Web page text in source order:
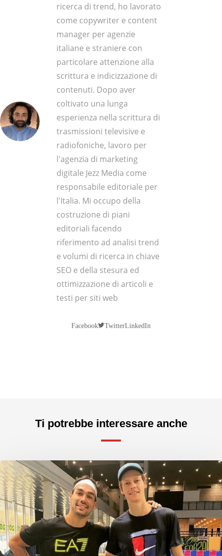
ricerca di trend, ho lavorato
come copywriter e content
manager per agenzie
italiane e straniere con
particolare attenzione alla
scrittura e indicizzazione di
contenuti. Dopo aver
coltivato una lunga
esperienza nella scrittura di
trasmissioni televisive e
radiofoniche, lavoro per
l'agenzia di marketing
digitale Jezz Media come
responsabile editoriale per
l'Italia. Mi occupo della
costruzione di piani
editoriali facendo
riferimento ad analisi trend
e volumi di ricerca in chiave
SEO e della stesura ed
ottimizzazione di articoli e
testi per siti web
Facebook TwitterLinkedIn
Ti potrebbe interessare anche